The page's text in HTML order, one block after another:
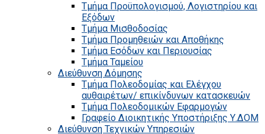
Τμήμα Προϋπολογισμού, Λογιστηρίου και
Εξόδων
Τμήμα Μισθοδοσίας
Τμήμα Προμηθειών και Αποθήκης
Τμήμα Εσόδων και Περιουσίας
Τμήμα Ταμείου
Διεύθυνση Δόμησης
Τμήμα Πολεοδομίας και Ελέγχου
αυθαιρέτων/ επικίνδυνων κατασκευών
Τμήμα Πολεοδομικών Εφαρμογών
Γραφείο Διοικητικής Υποστήριξης Υ.ΔΟΜ
Διεύθυνση Τεχνικών Υπηρεσιών